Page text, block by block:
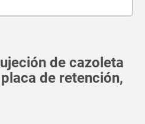
de cazoleta
de retención,